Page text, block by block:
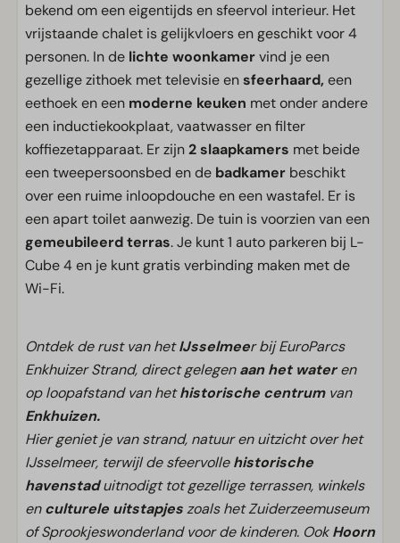
bekend om een eigentijds en sfeervol interieur. Het
vrijstaande chalet is gelijkvloers en geschikt voor 4
personen. In de lichte woonkamervind je een
gezellige zithoek met televisie ensfeerhaard, een
eethoek en een moderne keuken met onder andere
een inductiekookplaat, vaatwasser en filter
koffiezetapparaat. Er zijn2 slaapkamers met beide
een tweepersoonsbed en de badkamer beschikt
over een ruime inloopdouche en een wastafel. Er is
een apart toilet aanwezig. De tuin is voorzien van een
gemeubileerd terras. Je kunt 1 auto parkeren bij L-
Cube 4 en je kunt gratis verbinding maken met de
Wi-Fi.
Ontdek de rust van hetIJsselmeer bij EuroParcs
Enkhuizer Strand, direct gelegenaan het wateren
op loopafstand van hethistorische centrumvan
Enkhuizen.
Hier geniet je van strand, natuur en uitzicht over het
IJsselmeer, terwijl de sfeervollehistorische
havenstaduitnodigt tot gezellige terrassen, winkels
enculturele uitstapjeszoals het Zuiderzeemuseum
of Sprookjeswonderland voor de kinderen. OokHoorn